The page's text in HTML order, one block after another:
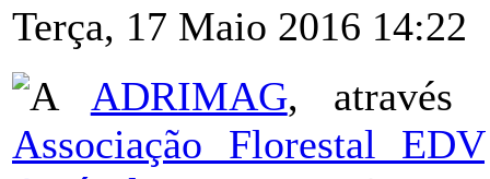
Terça, 17 Maio 2016 14:22
A ADRIMAG,
Associação Florestal EDV